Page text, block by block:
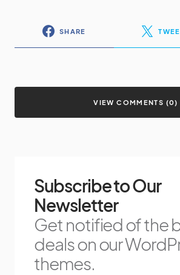
SHARE
VIEW COMMENTS (0)
Subscribe to Our
Newsletter
Get notified of the
deals on our
themes.